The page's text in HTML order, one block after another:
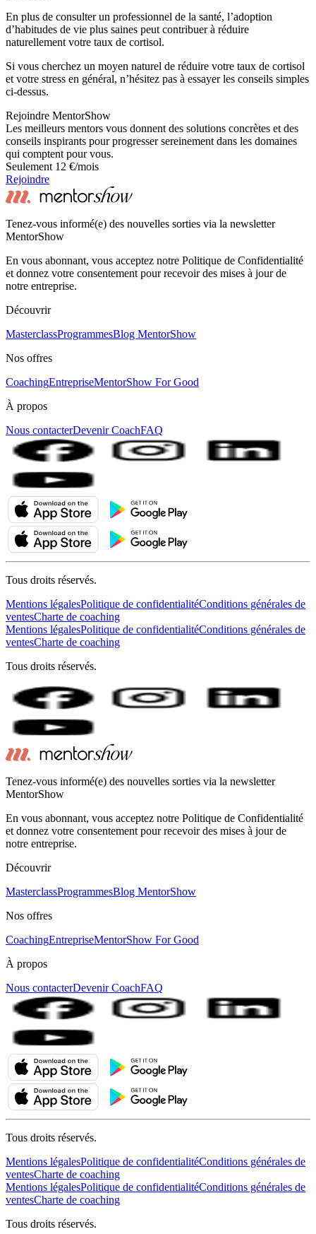
En plus de consulter un professionnel de la santé, l’adoption
d’habitudes de vie plus saines peut contribuer à réduire
naturellement votre taux de cortisol.
Si vous cherchez un moyen naturel de réduire votre taux de cortisol
et votre stress en général, n’hésitez pas à essayer les conseils simples
ci-dessus.
Rejoindre MentorShow
Les meilleurs mentors vous donnent des solutions concrètes et des
conseils inspirants pour progresser sereinement dans les domaines
qui comptent pour vous.
Seulement 12 €/mois
Rejoindre
Tenez-vous informé(e) des nouvelles sorties via la newsletter
MentorShow
En vous abonnant, vous acceptez notre Politique de Confidentialité
et donnez votre consentement pour recevoir des mises à jour de
notre entreprise.
Découvrir
MasterclassProgrammesBlog MentorShow
Nos offres
CoachingEntrepriseMentorShow For Good
À propos
Nous contacterDevenir CoachFAQ
Tous droits réservés.
Mentions légalesPolitique de confidentialitéConditions générales de
ventesCharte de coaching
Mentions légalesPolitique de confidentialitéConditions générales de
ventesCharte de coaching
Tous droits réservés.
Tenez-vous informé(e) des nouvelles sorties via la newsletter
MentorShow
En vous abonnant, vous acceptez notre Politique de Confidentialité
et donnez votre consentement pour recevoir des mises à jour de
notre entreprise.
Découvrir
MasterclassProgrammesBlog MentorShow
Nos offres
CoachingEntrepriseMentorShow For Good
À propos
Nous contacterDevenir CoachFAQ
Tous droits réservés.
Mentions légalesPolitique de confidentialitéConditions générales de
ventesCharte de coaching
Mentions légalesPolitique de confidentialitéConditions générales de
ventesCharte de coaching
Tous droits réservés.